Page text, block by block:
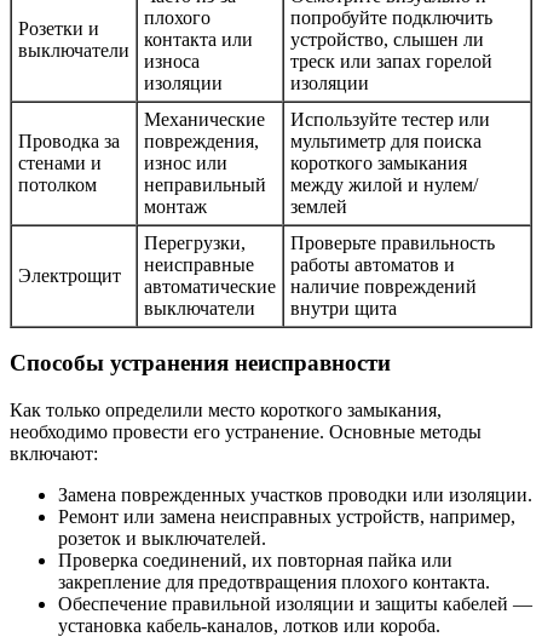
Розетки и
выключатели
плохого
контакта или
износа
изоляции
попробуйте подключить
устройство, слышен ли
треск или запах горелой
изоляции
Проводка за
стенами и
потолком
Механические
повреждения,
износ или
неправильный
монтаж
Используйте тестер или
мультиметр для поиска
короткого замыкания
между жилой и нулем/
землей
Электрощит
Перегрузки,
неисправные
автоматические
выключатели
Проверьте правильность
работы автоматов и
наличие повреждений
внутри щита
Способы устранения неисправности
Как только определили место короткого замыкания,
необходимо провести его устранение. Основные методы
включают:
Замена поврежденных участков проводки или изоляции.
Ремонт или замена неисправных устройств, например,
розеток и выключателей.
Проверка соединений, их повторная пайка или
закрепление для предотвращения плохого контакта.
Обеспечение правильной изоляции и защиты кабелей —
установка кабель-каналов, лотков или короба.